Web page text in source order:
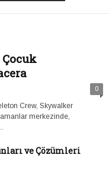
0
Crew, Skywalker
merkezinde,
ve Çözümleri